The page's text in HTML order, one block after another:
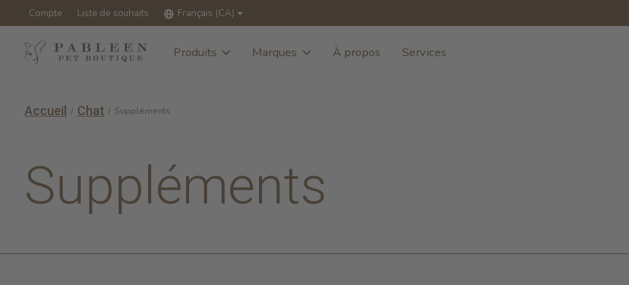
Compte Liste de souhaits Français (CA)
Produits Marques À propos Services
Accueil / Chat / Suppléments
Suppléments